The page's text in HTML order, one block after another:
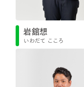
岩舘想
いわだて こころ